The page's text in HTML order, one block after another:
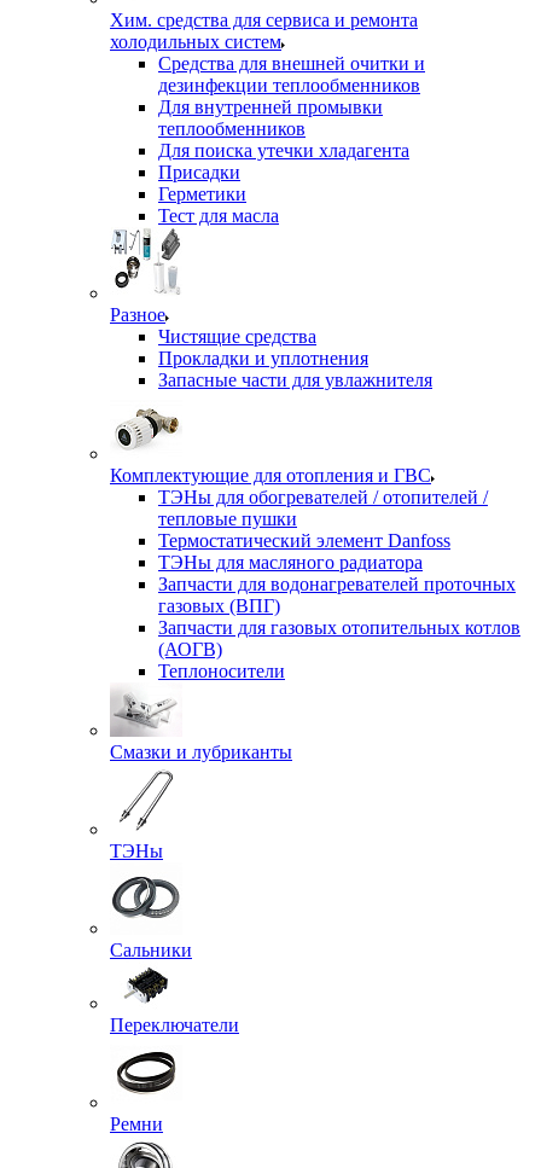
Хим. средства для сервиса и ремонта
холодильных систем
Средства для внешней очитки и
дезинфекции теплообменников
Для внутренней промывки
теплообменников
Для поиска утечки хладагента
Присадки
Герметики
Тест для масла
Разное
Чистящие средства
Прокладки и уплотнения
Запасные части для увлажнителя
Комплектующие для отопления и ГВС
ТЭНы для обогревателей / отопителей /
тепловые пушки
Термостатический элемент Danfoss
ТЭНы для масляного радиатора
Запчасти для водонагревателей проточных
газовых (ВПГ)
Запчасти для газовых отопительных котлов
(АОГВ)
Теплоносители
Смазки и лубриканты
ТЭНы
Сальники
Переключатели
Ремни